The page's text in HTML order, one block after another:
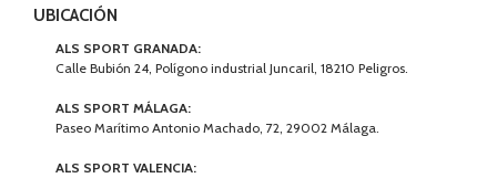
UBICACIÓN
ALS SPORT GRANADA:
Calle Bubión 24, Polígono industrial Juncaril, 18210 Peligros.
ALS SPORT MÁLAGA:
Paseo Marítimo Antonio Machado, 72, 29002 Málaga.
ALS SPORT VALENCIA: